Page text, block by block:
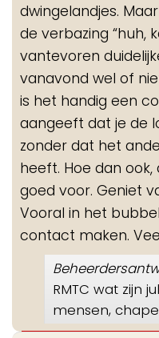
dwingelandjes.
de verbazing “huh,
vantevoren
vanavond wel of
is het handig een
aangeeft dat je de
zonder dat het
heeft. Hoe dan ook,
goed voor. Geniet
Vooral in het
contact maken.
RMTC wat zijn
mensen,